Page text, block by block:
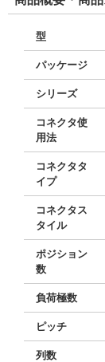
型
パッケージ
シリーズ
コネクタ使
用法
コネクタタ
イプ
コネクタス
タイル
ポジション
数
負荷極数
ピッチ
列数